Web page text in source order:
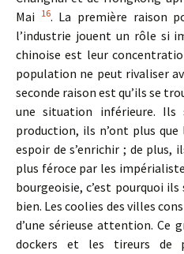
Mai
16. La première raison
l’industrie jouent un rôle si
chinoise est leur
population ne peut rivaliser
seconde raison est qu’ils se
une situation inférieure. Ils
production, ils n’ont plus
espoir de s’enrichir ; de
plus féroce par les
bourgeoisie, c’est pourquoi
bien. Les coolies des villes
d’une sérieuse attention. Ce
dockers et les tireurs de